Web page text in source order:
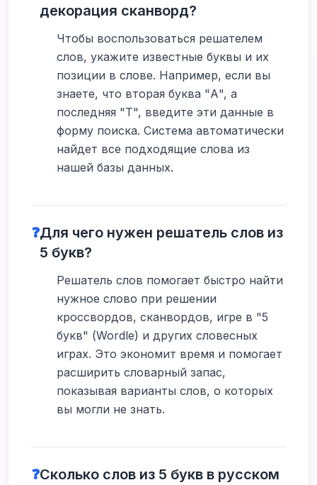
декорация сканворд?
Чтобы воспользоваться решателем
слов, укажите известные буквы и их
позиции в слове. Например, если вы
знаете, что вторая буква "А", а
последняя "Т", введите эти данные в
форму поиска. Система автоматически
найдет все подходящие слова из
нашей базы данных.
❓Для чего нужен решатель слов из
5 букв?
Решатель слов помогает быстро найти
нужное слово при решении
кроссвордов, сканвордов, игре в "5
букв" (Wordle) и других словесных
играх. Это экономит время и помогает
расширить словарный запас,
показывая варианты слов, о которых
вы могли не знать.
❓Сколько слов из 5 букв в русском